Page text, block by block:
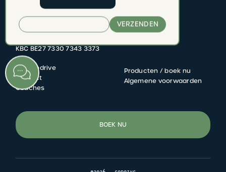
VERZENDEN
Jan van Rijswijcklaan 277 bus 1
Rijschoolnummer: 2822.06
KBC BE27 7330 7343 3373
FOOTER
Mijn Codrive
Contact
Coaches
Producten / boek nu
Algemene voorwaarden
BOEK NU